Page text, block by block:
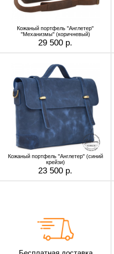
Кожаный портфель "Англетер"
"Механизмы" (коричневый)
29 500 р.
Кожаный портфель "Англетер" (синий
крейзи)
23 500 р.